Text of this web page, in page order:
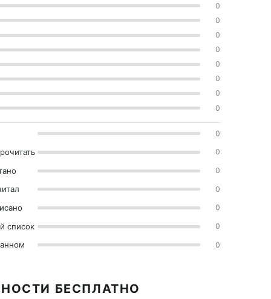
0
0
0
0
0
0
0
0
0
0
0
0
0
список 0
0
БЕСПЛАТНО